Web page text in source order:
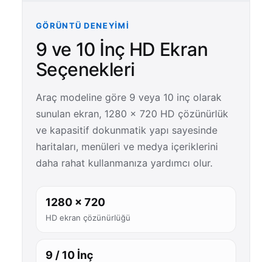
GÖRÜNTÜ DENEYIMI
9 ve 10 İnç HD Ekran
Seçenekleri
Araç modeline göre 9 veya 10 inç olarak
sunulan ekran, 1280 × 720 HD çözünürlük
ve kapasitif dokunmatik yapı sayesinde
haritaları, menüleri ve medya içeriklerini
daha rahat kullanmanıza yardımcı olur.
1280 × 720
HD ekran çözünürlüğü
9 / 10 İnç